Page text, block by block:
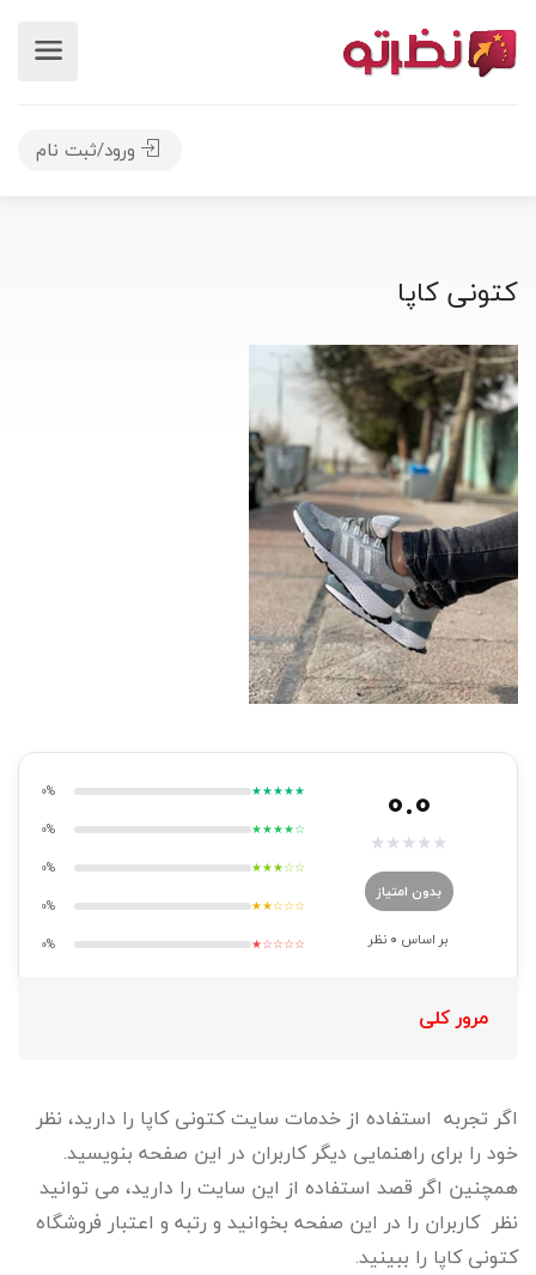
ورود/ثبت نام
کتونی کاپا
0.0
★
★
★
★
★
بدون امتیاز
بر اساس 0 نظر
★★★★★
0%
★★★★☆
0%
★★★☆☆
0%
★★☆☆☆
0%
★☆☆☆☆
0%
مرور کلی
اگر تجربه استفاده از خدمات سایت کتونی کاپا را دارید، نظر
خود را برای راهنمایی دیگر کاربران در این صفحه بنویسید.
همچنین اگر قصد استفاده از این سایت را دارید، می توانید
نظر کاربران را در این صفحه بخوانید و رتبه و اعتبار فروشگاه
کتونی کاپا را ببینید.